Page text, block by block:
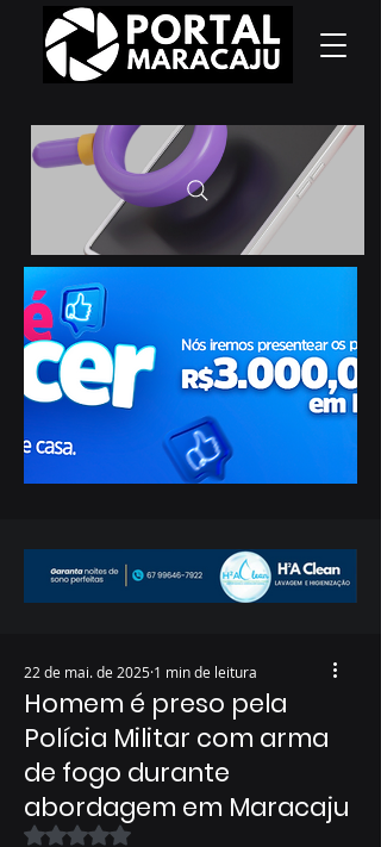
Homem é preso pela
Polícia Militar com arma
de fogo durante
abordagem em Maracaju
22 de mai. de 2025 1 min de leitura
Avaliado com NaN de 5 estrelas.